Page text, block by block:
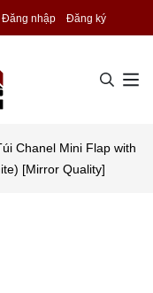
Đăng nhập Đăng ký
Chanel Mini Flap with
[Mirror Quality]